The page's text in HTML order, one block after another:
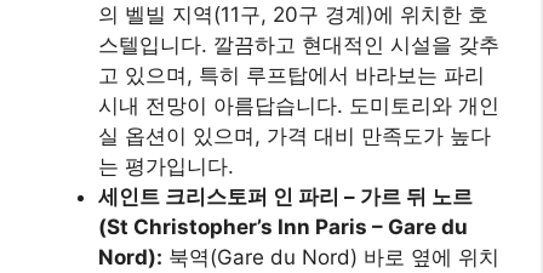
의 벨빌 지역(11구, 20구 경계)에 위치한 호
스텔입니다. 깔끔하고 현대적인 시설을 갖추
고 있으며, 특히 루프탑에서 바라보는 파리
시내 전망이 아름답습니다. 도미토리와 개인
실 옵션이 있으며, 가격 대비 만족도가 높다
는 평가입니다.
세인트 크리스토퍼 인 파리 – 가르 뒤 노르
(St Christopher’s Inn Paris – Gare du
Nord): 북역(Gare du Nord) 바로 옆에 위치